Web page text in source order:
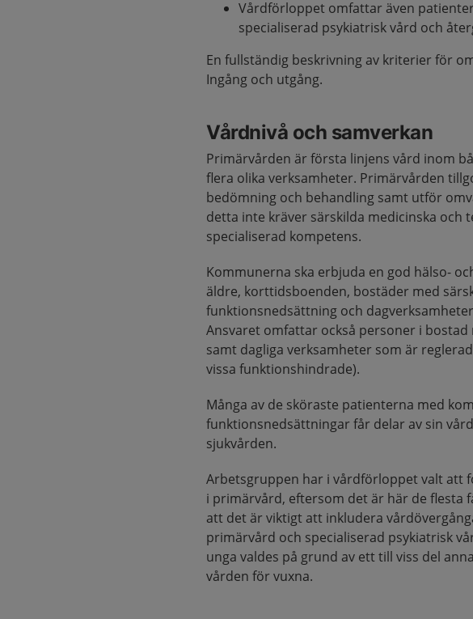
Vårdförloppet omfattar även
specialiserad psykiatrisk vård och
En fullständig beskrivning av kriterier för
Ingång och utgång.
Vårdnivå och samverkan
Primärvården är första linjens vård inom
flera olika verksamheter. Primärvården
bedömning och behandling samt utför
detta inte kräver särskilda medicinska och
specialiserad kompetens.
Kommunerna ska erbjuda en god hälso-
äldre, korttidsboenden, bostäder med
funktionsnedsättning och
Ansvaret omfattar också personer i bostad
samt dagliga verksamheter som är
vissa funktionshindrade).
Många av de sköraste patienterna med
funktionsnedsättningar får delar av sin
sjukvården.
Arbetsgruppen har i vårdförloppet valt att
i primärvård, eftersom det är här de flesta
att det är viktigt att inkludera
primärvård och specialiserad psykiatrisk
unga valdes på grund av ett till viss del
vården för vuxna.